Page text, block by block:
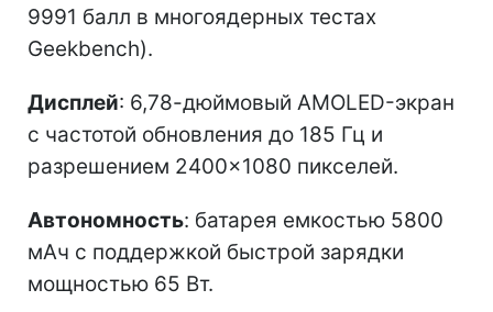
9991 балл в многоядерных тестах
Geekbench).
Дисплей: 6,78-дюймовый AMOLED-экран
с частотой обновления до 185 Гц и
разрешением 2400×1080 пикселей.
Автономность: батарея емкостью 5800
мАч с поддержкой быстрой зарядки
мощностью 65 Вт.